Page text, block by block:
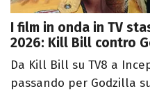
I film in onda in TV
2026: Kill Bill contro
Da Kill Bill su TV8 a
passando per Godzilla